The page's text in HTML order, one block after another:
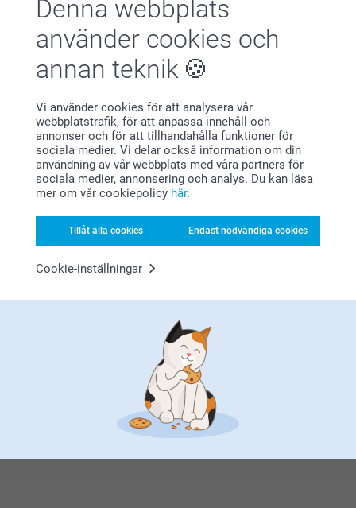
Denna webbplats
använder cookies och
annan teknik
Vi använder cookies för att analysera vår
webbplatstrafik, för att anpassa innehåll och
annonser och för att tillhandahålla funktioner för
sociala medier. Vi delar också information om din
användning av vår webbplats med våra partners för
sociala medier, annonsering och analys. Du kan läsa
mer om vår cookiepolicy här.
Tillåt alla cookies Endast nödvändiga cookies
Cookie-inställningar
Nöjd kundgaranti
Bonus på alla dina köp
Förstklassig kundservice